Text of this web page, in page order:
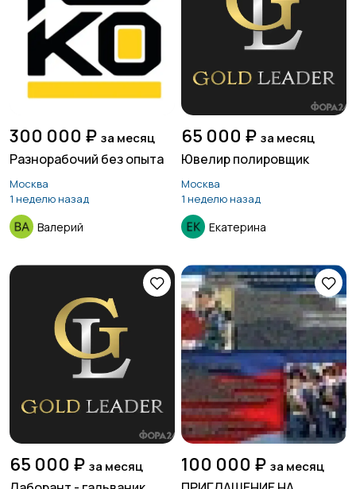
300 000 ₽ за месяц
Разнорабочий без опыта
Москва
1 неделю назад
Валерий
65 000 ₽ за месяц
Ювелир полировщик
Москва
1 неделю назад
Екатерина
65 000 ₽ за месяц 100 000 ₽ за месяц